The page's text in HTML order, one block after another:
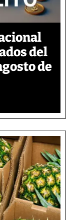
del
de